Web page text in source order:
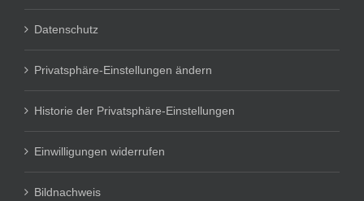
Datenschutz
Privatsphäre-Einstellungen ändern
Historie der Privatsphäre-Einstellungen
Einwilligungen widerrufen
Bildnachweis